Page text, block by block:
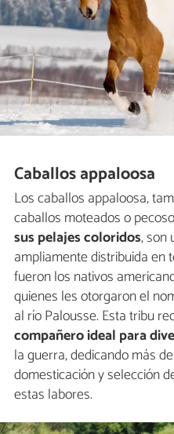
Caballos appaloosa
Los caballos appaloosa,
caballos moteados o
sus pelajes coloridos, son
ampliamente distribuida en
fueron los nativos
quienes les otorgaron el
al río Palousse. Esta tribu
compañero ideal para
la guerra, dedicando más
domesticación y selección
estas labores.